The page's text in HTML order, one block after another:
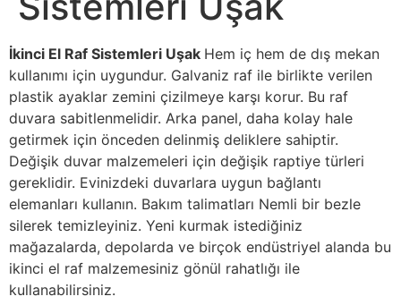
İkinci El Raf Sistemleri Uşak Hem iç hem de dış mekan
kullanımı için uygundur. Galvaniz raf ile birlikte verilen
plastik ayaklar zemini çizilmeye karşı korur. Bu raf
duvara sabitlenmelidir. Arka panel, daha kolay hale
getirmek için önceden delinmiş deliklere sahiptir.
Değişik duvar malzemeleri için değişik raptiye türleri
gereklidir. Evinizdeki duvarlara uygun bağlantı
elemanları kullanın. Bakım talimatları Nemli bir bezle
silerek temizleyiniz. Yeni kurmak istediğiniz
mağazalarda, depolarda ve birçok endüstriyel alanda bu
ikinci el raf malzemesiniz gönül rahatlığı ile
kullanabilirsiniz.